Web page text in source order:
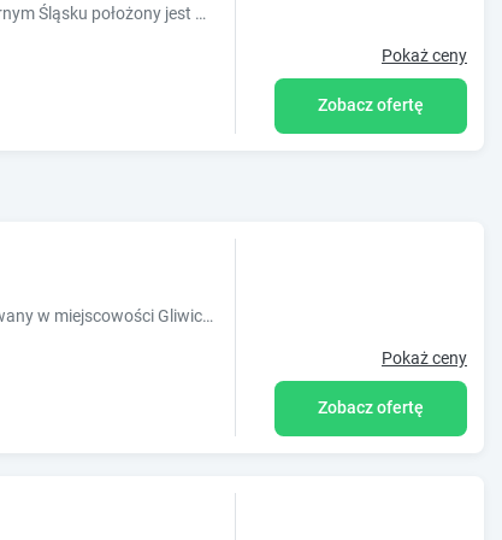
Obiekt Agrodomek - komfortowy Apartament na Górnym Śląsku położony jest w miejscowości Cisek i oferuje klimatyzację. Odległość ważnych miejsc od obiektu: Stadion Piasta Gliwice – 43 km, H...
Pokaż ceny
Zobacz ofertę
Obiekt Szafirowy Dwór Hotel & Restauracja, usytuowany w miejscowości Gliwice, oferuje ogród, bezpłatny prywatny parking, wspólny salon oraz taras. Odległość ważnych miejsc od obiektu: Stadion...
Pokaż ceny
Zobacz ofertę